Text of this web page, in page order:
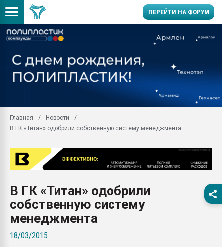
ПЕРЕЙТИ НА ФОРУМ
заводу пластмасс"
28.07.2026
28.07.2026
Главная
Новости
В ГК «Титан» одобрили собственную систему менеджмента
В ГК «Титан» одобрили
собственную систему
менеджмента
18/03/2015